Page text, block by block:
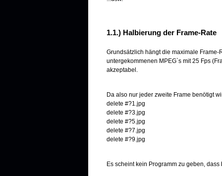
1.1.) Halbierung der Frame-Rate
Grundsätzlich hängt die maximale
untergekommenen MPEG`s mit 25 Fps
akzeptabel.
Da also nur jeder zweite Frame benötigt
delete #?1.jpg
delete #?3.jpg
delete #?5.jpg
delete #?7.jpg
delete #?9.jpg
Es scheint kein Programm zu geben,